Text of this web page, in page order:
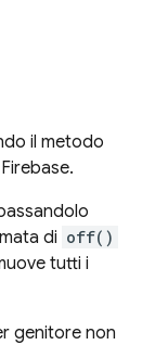
il metodo
di off()
tutti i
genitore non